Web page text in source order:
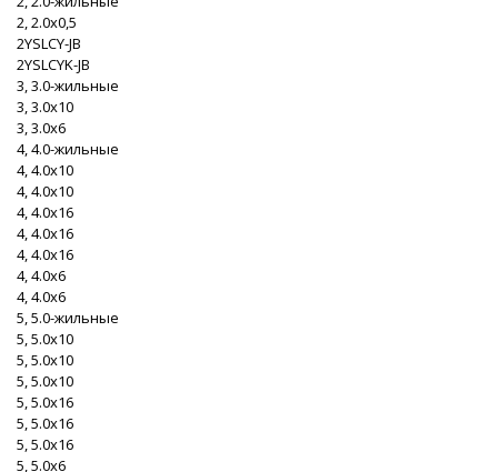
2, 2.0x0,5
2YSLCY-JB
2YSLCYK-JB
3, 3.0-жильные
3, 3.0x10
3, 3.0x6
4, 4.0-жильные
4, 4.0x10
4, 4.0x10
4, 4.0x16
4, 4.0x16
4, 4.0x16
4, 4.0x6
4, 4.0x6
5, 5.0-жильные
5, 5.0x10
5, 5.0x10
5, 5.0x10
5, 5.0x16
5, 5.0x16
5, 5.0x16
5, 5.0x6